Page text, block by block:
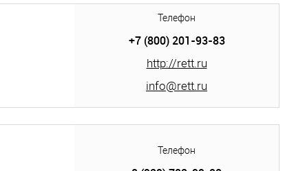
Телефон
+7 (800) 201-93-83
http://rett.ru
info@rett.ru
Телефон